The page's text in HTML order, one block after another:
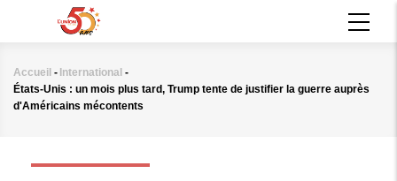
principal
Fil
d'Ariane
Accueil - International -
États-Unis : un mois plus tard, Trump tente de justifier la guerre auprès
d'Américains mécontents